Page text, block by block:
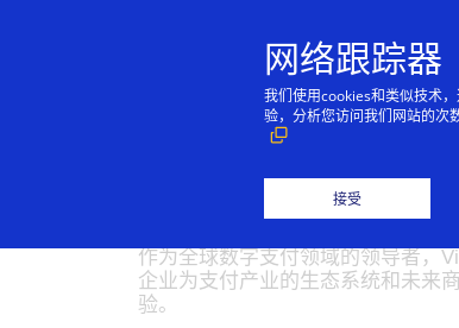
Visa在中国
作为全球数字支付领域的领导者，
企业为支付产业的生态系统和未来
验。
网络跟踪器
我们使用cookies和类似技术
验，分析您访问我们网站的次
接受